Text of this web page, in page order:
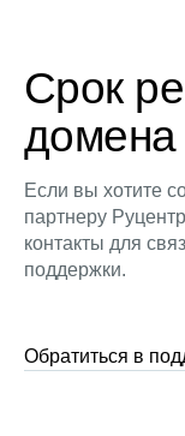
Срок
домена
Если вы хотите
партнеру
контакты для
поддержки.
Обратиться в